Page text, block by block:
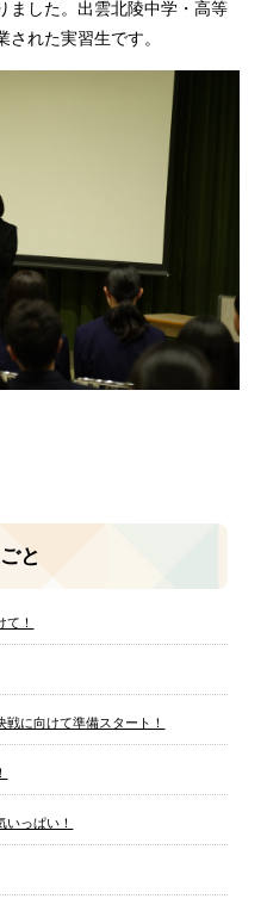
した。出雲北陵中学・高等
れた実習生です。
と
て！
に向けて準備スタート！
っぱい！